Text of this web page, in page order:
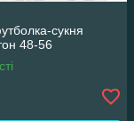
сукня
48-56